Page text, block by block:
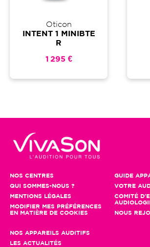
Oticon
INTENT 1 MINIBTE
R
1 295 €
NOS CENTRES
QUI SOMMES-NOUS ?
MENTIONS LÉGALES
MODIFIER MES PRÉFÉRENCES
EN MATIÈRE DE COOKIES
GUIDE
VOTRE
COMITÉ
NOUS
NOS APPAREILS AUDITIFS
LES ACTUALITÉS